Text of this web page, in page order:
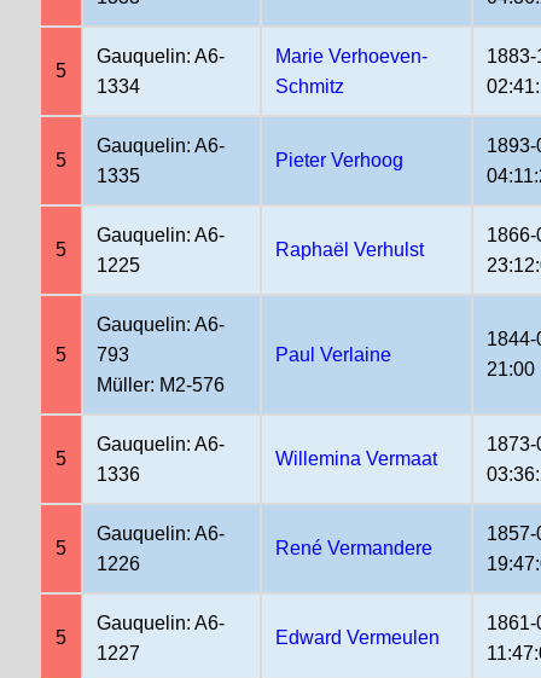
5
Gauquelin: A6-
1334
Marie Verhoeven-
Schmitz
1883-
5
Gauquelin: A6-
1335
Pieter Verhoog
1893-
5
Gauquelin: A6-
1225
Raphaël Verhulst
5
Gauquelin: A6-
793
Müller: M2-576
Paul Verlaine
21:00
5
Gauquelin: A6-
1336
Willemina Vermaat
5
Gauquelin: A6-
1226
René Vermandere
5
Gauquelin: A6-
1227
Edward Vermeulen